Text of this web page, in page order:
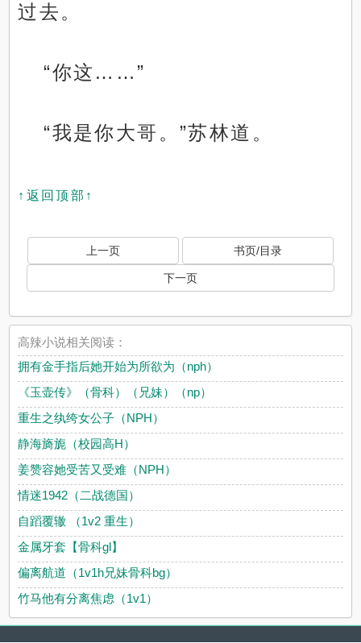
过去。
“你这……”
“我是你大哥。”苏林道。
↑返回顶部↑
上一页 书页/目录
下一页
高辣小说相关阅读：
拥有金手指后她开始为所欲为（nph）
《玉壶传》（骨科）（兄妹）（np）
重生之纨绔女公子（NPH）
静海旖旎（校园高H）
姜赞容她受苦又受难（NPH）
情迷1942（二战德国）
自蹈覆辙 （1v2 重生）
金属牙套【骨科gl】
偏离航道（1v1h兄妹骨科bg）
竹马他有分离焦虑（1v1）